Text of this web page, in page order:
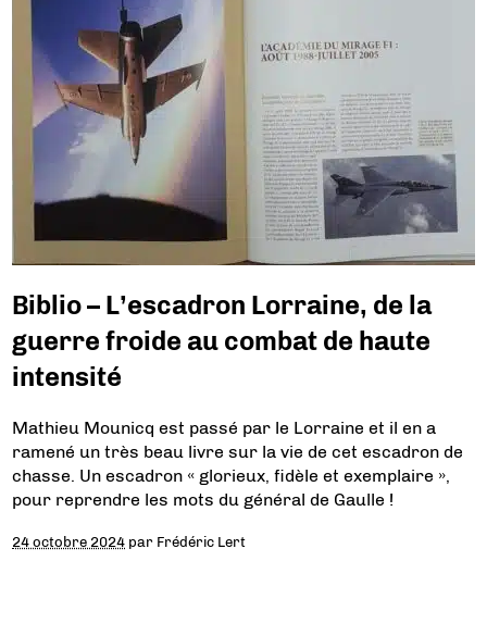
Biblio – L’escadron Lorraine, de la
guerre froide au combat de haute
intensité
Mathieu Mounicq est passé par le Lorraine et il en a
ramené un très beau livre sur la vie de cet escadron de
chasse. Un escadron « glorieux, fidèle et exemplaire »,
pour reprendre les mots du général de Gaulle !
24 octobre 2024 par Frédéric Lert